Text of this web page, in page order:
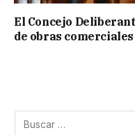
El Concejo
de obras comerciales